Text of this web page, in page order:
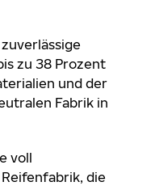
zuverlässige
zu 38 Prozent
und der
Fabrik in
voll
die